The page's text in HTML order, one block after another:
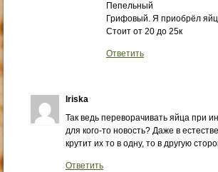
Пепельный
Грифовый. Я приобрёл
Стоит от 20 до 25к
Ответить
Iriska
Так ведь переворачивать яйца при
для кого-то новость? Даже в
крутит их то в одну, то в другую
Ответить